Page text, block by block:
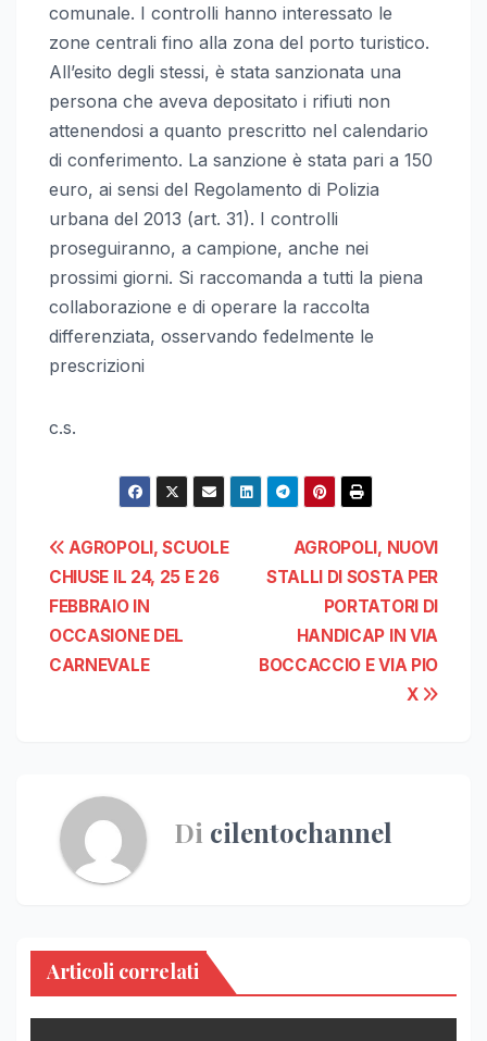
comunale. I controlli hanno interessato le
zone centrali fino alla zona del porto turistico.
All’esito degli stessi, è stata sanzionata una
persona che aveva depositato i rifiuti non
attenendosi a quanto prescritto nel calendario
di conferimento. La sanzione è stata pari a 150
euro, ai sensi del Regolamento di Polizia
urbana del 2013 (art. 31). I controlli
proseguiranno, a campione, anche nei
prossimi giorni. Si raccomanda a tutti la piena
collaborazione e di operare la raccolta
differenziata, osservando fedelmente le
prescrizioni
c.s.
Navigazione
articoli
AGROPOLI, NUOVI
STALLI DI SOSTA PER
PORTATORI DI
HANDICAP IN VIA
BOCCACCIO E VIA PIO
X
AGROPOLI, SCUOLE
CHIUSE IL 24, 25 E 26
FEBBRAIO IN
OCCASIONE DEL
CARNEVALE
Di cilentochannel
Articoli correlati